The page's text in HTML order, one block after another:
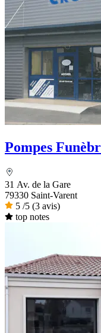
Pompes
31 Av. de la Gare
79330 Saint-Varent
5 /5 (3 avis)
top notes